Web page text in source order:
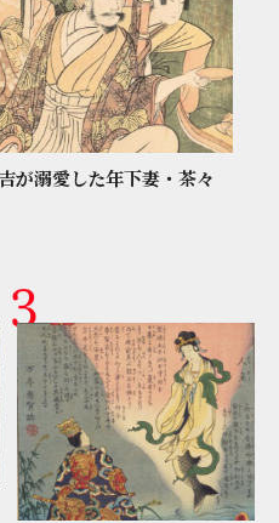
が溺愛した年下妻・茶々